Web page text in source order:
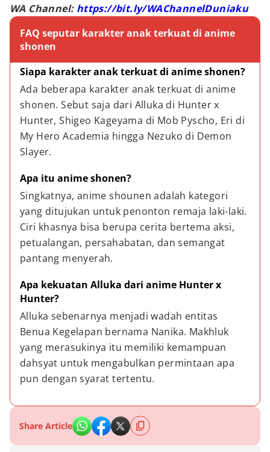
WA Channel: https://bit.ly/WAChannelDuniaku
FAQ seputar karakter anak terkuat di anime
shonen
Siapa karakter anak terkuat di anime shonen?
Ada beberapa karakter anak terkuat di anime
shonen. Sebut saja dari Alluka di Hunter x
Hunter, Shigeo Kageyama di Mob Pyscho, Eri di
My Hero Academia hingga Nezuko di Demon
Slayer.
Apa itu anime shonen?
Singkatnya, anime shounen adalah kategori
yang ditujukan untuk penonton remaja laki-laki.
Ciri khasnya bisa berupa cerita bertema aksi,
petualangan, persahabatan, dan semangat
pantang menyerah.
Apa kekuatan Alluka dari anime Hunter x
Hunter?
Alluka sebenarnya menjadi wadah entitas
Benua Kegelapan bernama Nanika. Makhluk
yang merasukinya itu memiliki kemampuan
dahsyat untuk mengabulkan permintaan apa
pun dengan syarat tertentu.
Share Article